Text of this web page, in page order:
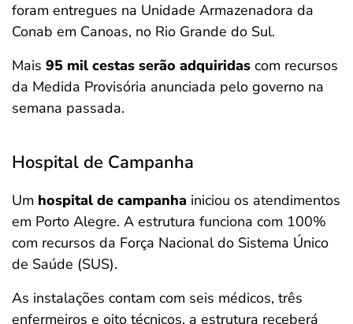
foram entregues na Unidade Armazenadora da
Conab em Canoas, no Rio Grande do Sul.
Mais 95 mil cestas serão adquiridas com recursos
da Medida Provisória anunciada pelo governo na
semana passada.
Hospital de Campanha
Um hospital de campanha iniciou os atendimentos
em Porto Alegre. A estrutura funciona com 100%
com recursos da Força Nacional do Sistema Único
de Saúde (SUS).
As instalações contam com seis médicos, três
enfermeiros e oito técnicos, a estrutura receberá